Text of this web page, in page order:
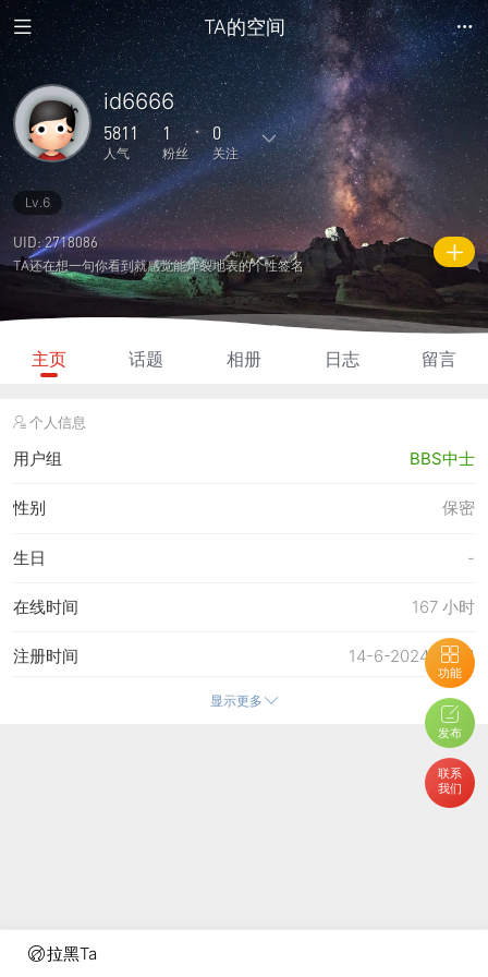
拉黑Ta
TA的空间
功能
发布
联系
我们
id6666
5811
人气
1
粉丝
0
关注
99
主题
335
回复
0
日志
0
相册
0
好友
1 0
关注
0
说说
5811
人气
2025
积分
Lv.6
UID: 2718086
TA还在想一句你看到就感觉能炸裂地表的个性签名
主页 话题 相册 日志 留言
个人信息
用户组 BBS中士
保密
性别
-
生日
167 小时
在线时间
14-6-2024 15:04
注册时间
8-8-2026 13:10
8-8-2026 13:10
27-7-2026 21:05
显示更多